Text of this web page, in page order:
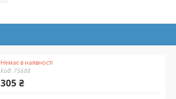
Немає в наявності
Код: 75688
305 ₴